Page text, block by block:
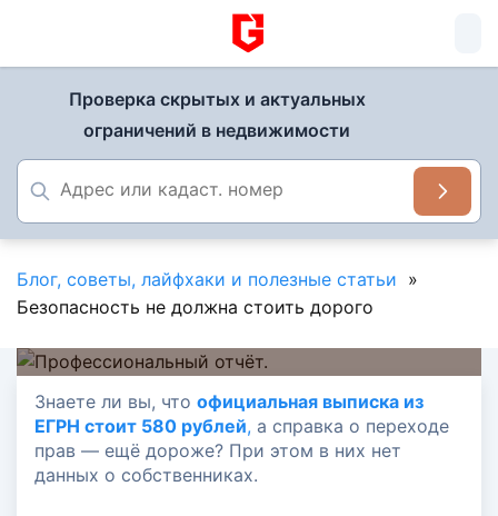
Проверка скрытых и актуальных
ограничений в недвижимости
Блог, советы, лайфхаки и полезные статьи »
Безопасность не должна стоить дорого
31 марта 2025
Безопасность не должна стоить
дорого
Знаете ли вы, что официальная выписка из
ЕГРН стоит 580 рублей, а справка о переходе
прав — ещё дороже? При этом в них нет
данных о собственниках.